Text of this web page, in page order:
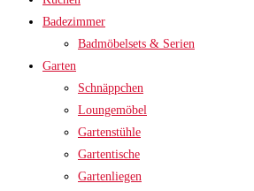
Badezimmer
Badmöbelsets & Serien
Garten
Schnäppchen
Loungemöbel
Gartenstühle
Gartentische
Gartenliegen